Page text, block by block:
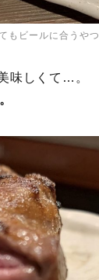
もビールに合うやつ
味しくて…。